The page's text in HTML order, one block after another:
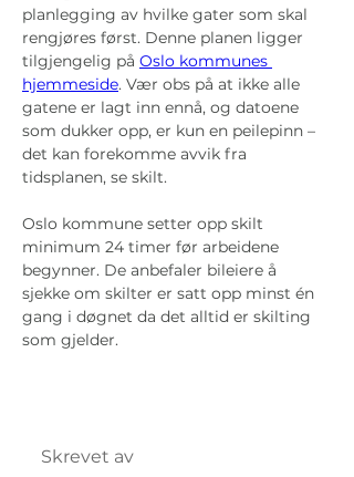
planlegging av hvilke gater som skal
rengjøres først. Denne planen ligger
tilgjengelig på Oslo kommunes
hjemmeside. Vær obs på at ikke alle
gatene er lagt inn ennå, og datoene
som dukker opp, er kun en peilepinn –
det kan forekomme avvik fra
tidsplanen, se skilt.
Oslo kommune setter opp skilt
minimum 24 timer før arbeidene
begynner. De anbefaler bileiere å
sjekke om skilter er satt opp minst én
gang i døgnet da det alltid er skilting
som gjelder.
Skrevet av